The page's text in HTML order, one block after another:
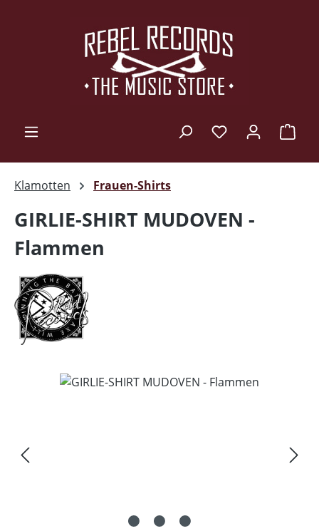
Klamotten Frauen-Shirts
GIRLIE-SHIRT MUDOVEN -
Flammen